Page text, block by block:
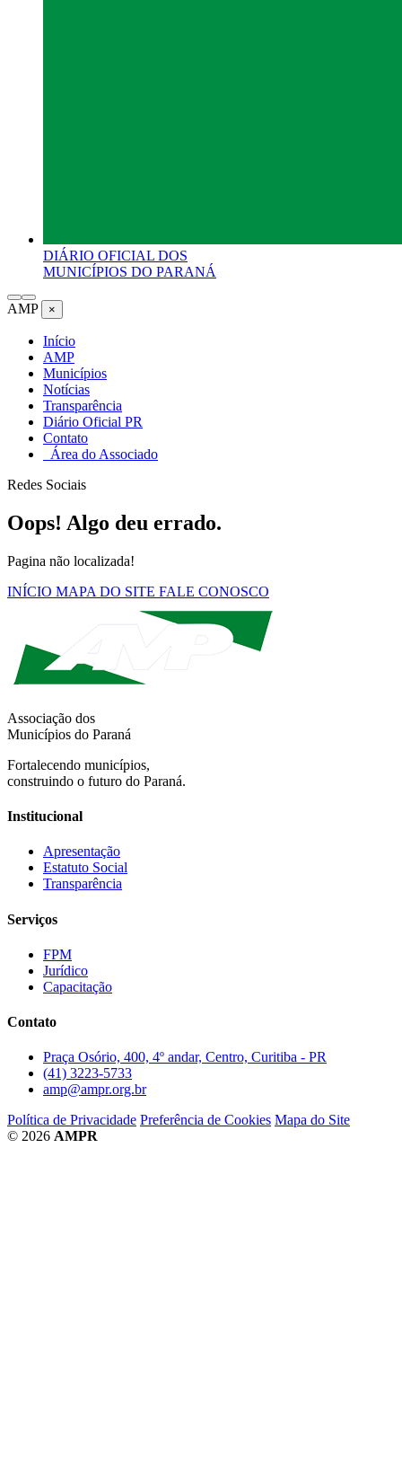
DIÁRIO OFICIAL DOS
MUNICÍPIOS DO PARANÁ
AMP ×
Início
AMP
Municípios
Notícias
Transparência
Diário Oficial PR
Contato
Área do Associado
Redes Sociais
Oops! Algo deu errado.
Pagina não localizada!
INÍCIO MAPA DO SITE FALE CONOSCO
Associação dos
Municípios do Paraná
Fortalecendo municípios,
construindo o futuro do Paraná.
Institucional
Apresentação
Estatuto Social
Transparência
Serviços
FPM
Jurídico
Capacitação
Contato
Praça Osório, 400, 4º andar, Centro, Curitiba - PR
(41) 3223-5733
amp@ampr.org.br
Política de Privacidade Preferência de Cookies Mapa do Site
© 2026 AMPR